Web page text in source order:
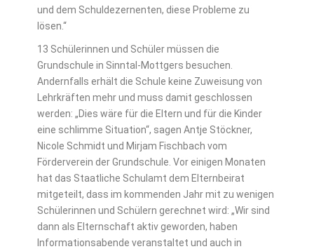
und dem Schuldezernenten, diese Probleme zu
lösen.“
13 Schülerinnen und Schüler müssen die
Grundschule in Sinntal-Mottgers besuchen.
Andernfalls erhält die Schule keine Zuweisung von
Lehrkräften mehr und muss damit geschlossen
werden: „Dies wäre für die Eltern und für die Kinder
eine schlimme Situation“, sagen Antje Stöckner,
Nicole Schmidt und Mirjam Fischbach vom
Förderverein der Grundschule. Vor einigen Monaten
hat das Staatliche Schulamt dem Elternbeirat
mitgeteilt, dass im kommenden Jahr mit zu wenigen
Schülerinnen und Schülern gerechnet wird: „Wir sind
dann als Elternschaft aktiv geworden, haben
Informationsabende veranstaltet und auch in